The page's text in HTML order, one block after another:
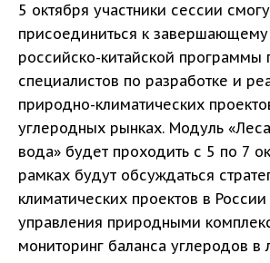
5 октября участники сессии
присоединиться к
российско-китайской программы
специалистов по разработке и
природно-климатических
углеродных рынках. Модуль
вода» будет проходить с 5 по 7
рамках будут обсуждаться
климатических проектов в
управления природными
мониторинг баланса углеродов в